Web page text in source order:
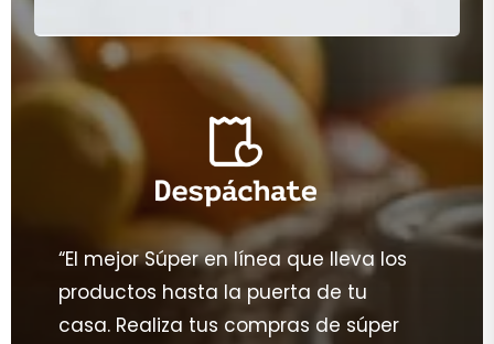
“El mejor Súper en línea que lleva los
productos hasta la puerta de tu
casa. Realiza tus compras de súper